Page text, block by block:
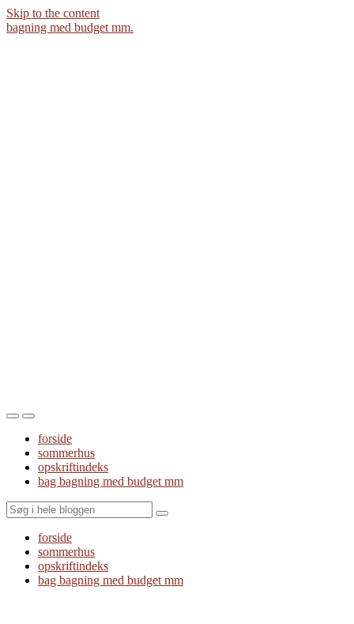
Skip to the content
bagning med budget mm.
Toggle
mobile
menu
Toggle
the
search
field
forside
sommerhus
opskriftindeks
bag bagning med budget mm
Search
forside
sommerhus
opskriftindeks
bag bagning med budget mm